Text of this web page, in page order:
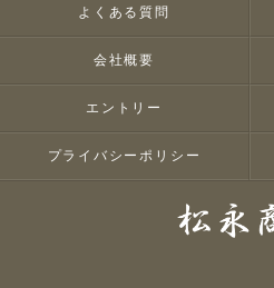
よくある質問
会社概要
エントリー
プライバシーポリシー